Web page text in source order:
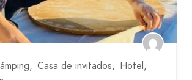
Casa de invitados
Hotel